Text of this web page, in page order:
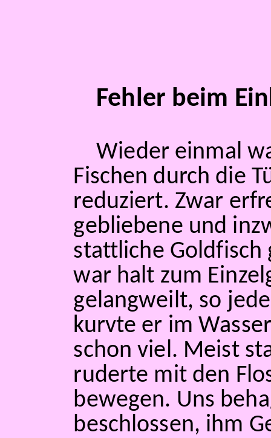
Fehler beim
Wieder einmal
Fischen durch die
reduziert. Zwar
gebliebene und
stattliche Goldfisch
war halt zum
gelangweilt, so
kurvte er im
schon viel. Meist
ruderte mit den
bewegen. Uns
beschlossen, ihm